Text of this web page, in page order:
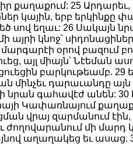
քաղաքում: 25
կային, երբ երկինքը
սով եղաւ: 26 Սակայն
մի այրի կնոջ՝
մարգարէի օրով բազում
այլ միայն՝ Նէեման
բարկութեամբ.
մինչեւ դարաւանդը այն
նրան գահավէժ անեն: 30
Կափառնայում
վրայ զարմանում
ժողովարանում մի մարդ
աղաղակեց եւ ասաց.